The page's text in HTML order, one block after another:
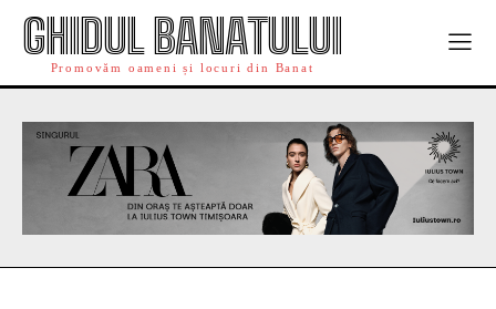
GHIDUL BANATULUI
Promovăm oameni și locuri din Banat